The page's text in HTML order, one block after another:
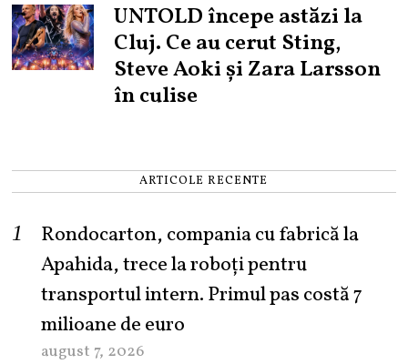
UNTOLD începe astăzi la
Cluj. Ce au cerut Sting,
Steve Aoki și Zara Larsson
în culise
ARTICOLE RECENTE
Rondocarton, compania cu fabrică la
Apahida, trece la roboți pentru
transportul intern. Primul pas costă 7
milioane de euro
august 7, 2026